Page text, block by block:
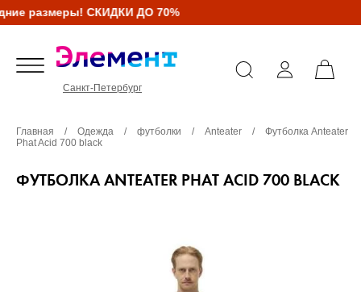
размеры! СКИДКИ ДО 70%
Санкт-Петербург
Главная / Одежда / футболки / Anteater /
Футболка Anteater
Phat Acid 700 black
ФУТБОЛКА ANTEATER PHAT ACID 700 BLACK